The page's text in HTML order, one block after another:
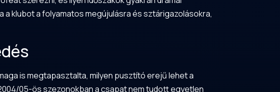
klubot a folyamatos megújulásra és sztárigazolásokra,
is megtapasztalta, milyen pusztító erejű lehet a
05-ös szezonokban a csapat nem tudott egyetlen